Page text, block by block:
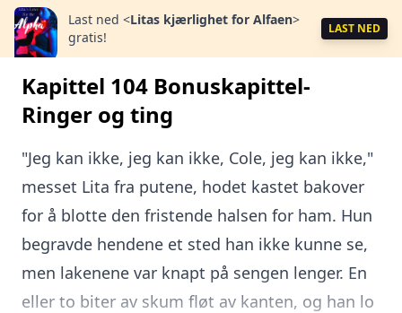
Last ned <Litas kjærlighet for Alfaen>
gratis!
LAST NED
Kapittel 104 Bonuskapittel-
Ringer og ting
"Jeg kan ikke, jeg kan ikke, Cole, jeg kan ikke,"
messet Lita fra putene, hodet kastet bakover
for å blotte den fristende halsen for ham. Hun
begravde hendene et sted han ikke kunne se,
men lakenene var knapt på sengen lenger. En
eller to biter av skum fløt av kanten, og han lo